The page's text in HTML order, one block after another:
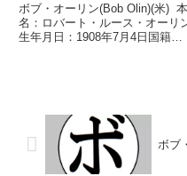
ボブ・オーリン(Bob Olin)(米) 本
名：ロバート・ルース・オーリ
生年月日：1908年7月4日国籍：
ボブ